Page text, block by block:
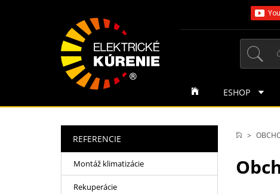
REFERENCIE
Montáž klimatizácie
Rekuperácie
ESHOP